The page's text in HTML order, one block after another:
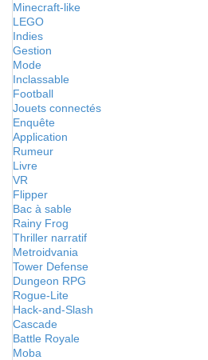
Minecraft-like
LEGO
Indies
Gestion
Mode
Inclassable
Football
Jouets connectés
Enquête
Application
Rumeur
Livre
VR
Flipper
Bac à sable
Rainy Frog
Thriller narratif
Metroidvania
Tower Defense
Dungeon RPG
Rogue-Lite
Hack-and-Slash
Cascade
Battle Royale
Moba